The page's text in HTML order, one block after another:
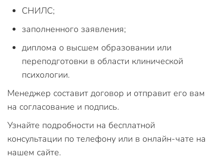
СНИЛС;
заполненного заявления;
диплома о высшем образовании или
переподготовки в области клинической
психологии.
Менеджер составит договор и отправит его вам
на согласование и подпись.
Узнайте подробности на бесплатной
консультации по телефону или в онлайн-чате на
нашем сайте.